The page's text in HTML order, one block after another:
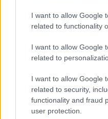
I want to allow Google
related to functionality
I want to allow Google
related to
I want to allow Google
related to security,
functionality and fraud
user protection.
Olbia, divieto
esplode la
Pausa caffè
Monte Pino, la
rinascita della